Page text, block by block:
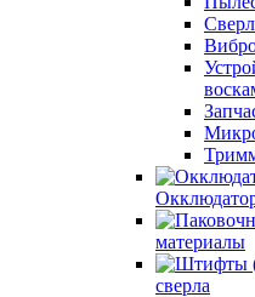
материалы
сверла